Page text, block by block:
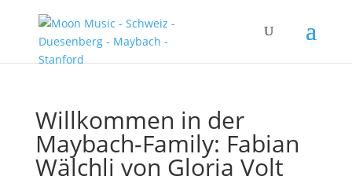
Willkommen in der
Maybach-Family: Fabian
Wälchli von Gloria Volt